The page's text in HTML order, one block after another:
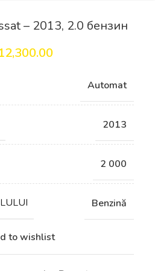
– 2013, 2.0 бензин
Automat
2013
2 000
Benzină
to wishlist